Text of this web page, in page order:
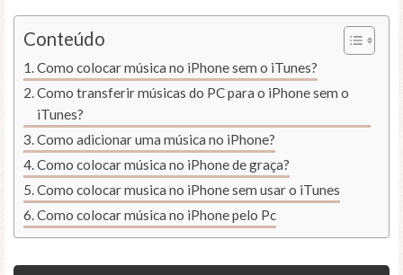
Conteúdo
Como colocar música no iPhone sem o iTunes?
Como transferir músicas do PC para o iPhone sem o
iTunes?
Como adicionar uma música no iPhone?
Como colocar música no iPhone de graça?
Como colocar musica no iPhone sem usar o iTunes
Como colocar música no iPhone pelo Pc